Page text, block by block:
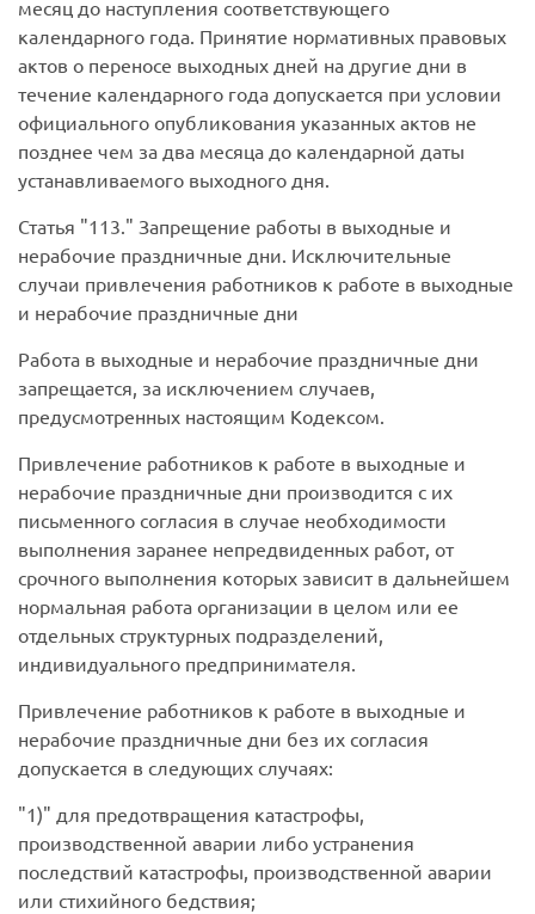
месяц до наступления соответствующего
календарного года. Принятие нормативных правовых
актов о переносе выходных дней на другие дни в
течение календарного года допускается при условии
официального опубликования указанных актов не
позднее чем за два месяца до календарной даты
устанавливаемого выходного дня.
Статья
113. Запрещение работы в выходные и
нерабочие праздничные дни. Исключительные
случаи привлечения работников к работе в выходные
и нерабочие праздничные дни
Работа в выходные и нерабочие праздничные дни
запрещается, за исключением случаев,
предусмотренных настоящим Кодексом.
Привлечение работников к работе в выходные и
нерабочие праздничные дни производится с их
письменного согласия в случае необходимости
выполнения заранее непредвиденных работ, от
срочного выполнения которых зависит в дальнейшем
нормальная работа организации в целом или ее
отдельных структурных подразделений,
индивидуального предпринимателя.
Привлечение работников к работе в выходные и
нерабочие праздничные дни без их согласия
допускается в следующих случаях:
1)
для предотвращения катастрофы,
производственной аварии либо устранения
последствий катастрофы, производственной аварии
или стихийного бедствия;